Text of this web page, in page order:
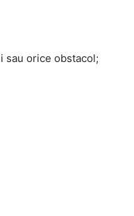
sau orice obstacol;